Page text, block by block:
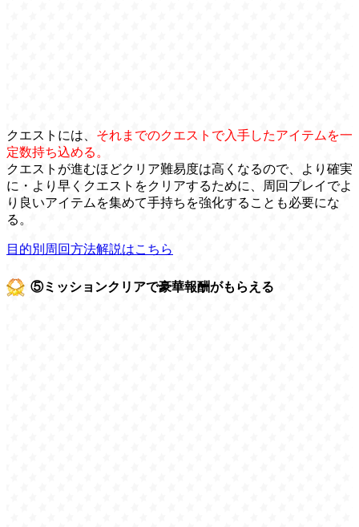
クエストには、 それまでのクエストで入手したアイテムを一
定数持ち込める。
クエストが進むほどクリア難易度は高くなるので、より確実
に・より早くクエストをクリアするために、周回プレイでよ
り良いアイテムを集めて手持ちを強化することも必要にな
る。
目的別周回方法解説はこちら
⑤ミッションクリアで豪華報酬がもらえる